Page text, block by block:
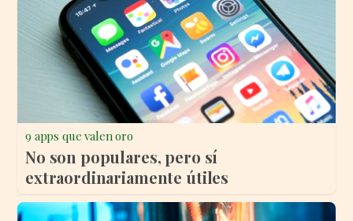
9 apps que valen oro
No son populares, pero sí
extraordinariamente útiles